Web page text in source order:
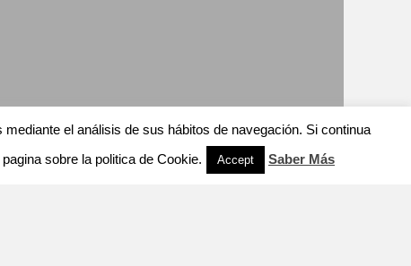
el análisis de sus hábitos de navegación. Si continua
sobre la politica de Cookie.
Accept Saber Más